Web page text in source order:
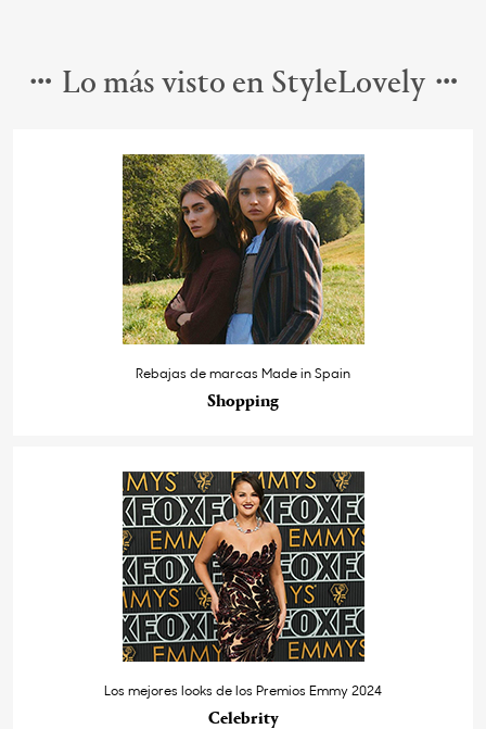
Lo más visto en StyleLovely
Rebajas de marcas Made in Spain
Shopping
Los mejores looks de los Premios Emmy 2024
Celebrity